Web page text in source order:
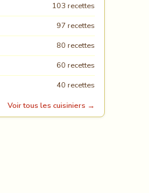
103 recettes
97 recettes
80 recettes
60 recettes
40 recettes
Voir tous les cuisiniers →